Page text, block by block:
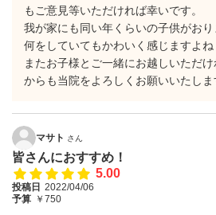
もご意見等いただければ幸いです。
我が家にも同い年くらいの子供がお
何をしていてもかわいく感じますよね
またお子様とご一緒にお越しいただ
からも当院をよろしくお願いいたしま
マサト さん
皆さんにおすすめ！
5.00
投稿日 2022/04/06
予算 ￥750